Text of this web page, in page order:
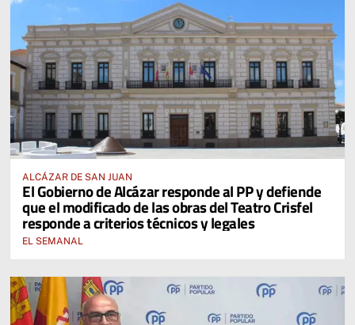
ALCÁZAR DE SAN JUAN
El Gobierno de Alcázar responde al PP y defiende
que el modificado de las obras del Teatro Crisfel
responde a criterios técnicos y legales
EL SEMANAL